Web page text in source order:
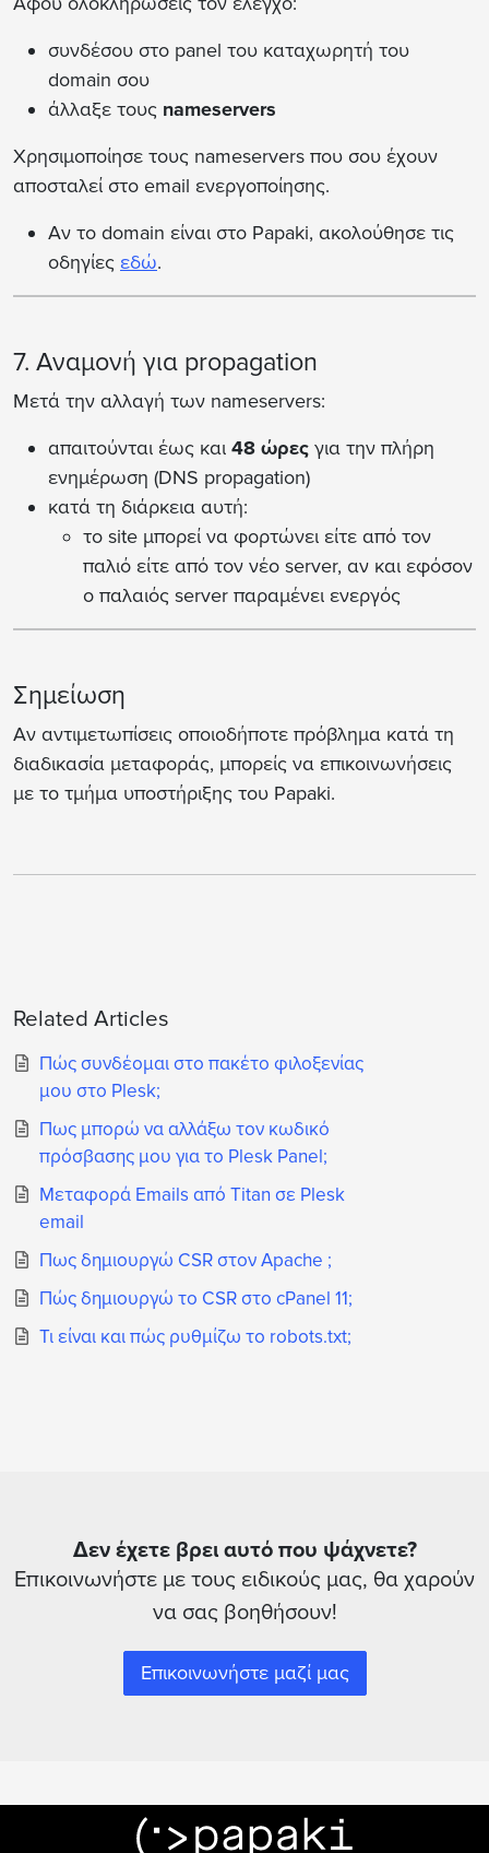
συνδέσου στο panel του καταχωρητή του
domain σου
άλλαξε τους nameservers
Χρησιμοποίησε τους nameservers που σου έχουν
αποσταλεί στο email ενεργοποίησης.
Αν το domain είναι στο Papaki, ακολούθησε τις
οδηγίες εδώ.
7. Αναμονή για propagation
Μετά την αλλαγή των nameservers:
απαιτούνται έως και 48 ώρες για την πλήρη
ενημέρωση (DNS propagation)
κατά τη διάρκεια αυτή:
το site μπορεί να φορτώνει είτε από τον
παλιό είτε από τον νέο server, αν και εφόσον
ο παλαιός server παραμένει ενεργός
Σημείωση
Αν αντιμετωπίσεις οποιοδήποτε πρόβλημα κατά τη
διαδικασία μεταφοράς, μπορείς να επικοινωνήσεις
με το τμήμα υποστήριξης του Papaki.
Related Articles
Πώς συνδέομαι στο πακέτο φιλοξενίας
μου στο Plesk;
Πως μπορώ να αλλάξω τον κωδικό
πρόσβασης μου για το Plesk Panel;
Μεταφορά Emails από Titan σε Plesk
email
Πως δημιουργώ CSR στον Apache ;
Πώς δημιουργώ το CSR στο cPanel 11;
Τι είναι και πώς ρυθμίζω το robots.txt;
Δεν έχετε βρει αυτό που ψάχνετε?
Επικοινωνήστε με τους ειδικούς μας, θα χαρούν
να σας βοηθήσουν!
Επικοινωνήστε μαζί μας